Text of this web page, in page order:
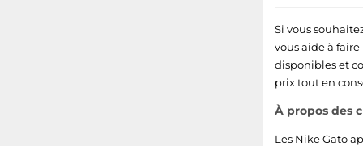
Si vous
vous aide à
disponibles et
prix tout en
À propos des
Les Nike Gato